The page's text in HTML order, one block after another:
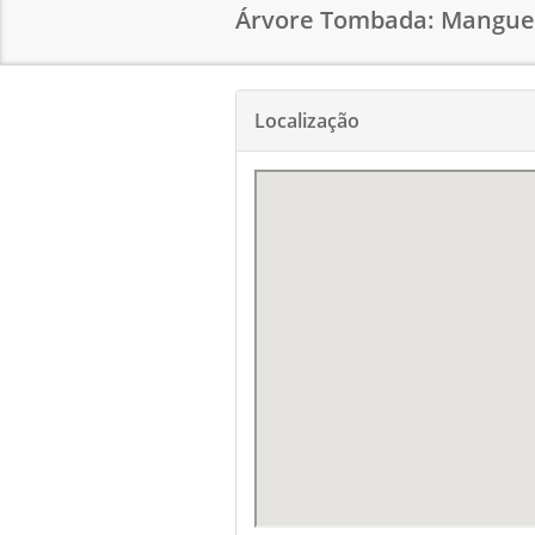
Árvore Tombada:
Localização